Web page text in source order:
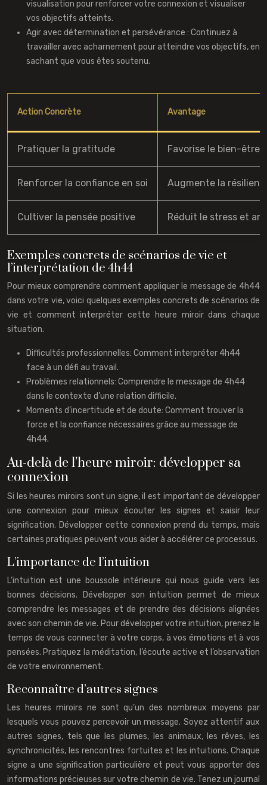
visualisation pour renforcer votre connexion et visualiser
vos objectifs atteints.
Agir avec détermination et persévérance : Continuez à
travailler avec acharnement pour atteindre vos objectifs, en
sachant que vous êtes soutenu.
Action Concrète Avantage
Pratiquer la gratitude Favorise le bien-être
Renforcer la confiance en soi Augmente la
Cultiver la pensée positive Réduit le stress et
Exemples concrets de scénarios de vie et
l’interprétation de 4h44
Pour mieux comprendre comment appliquer le message de 4h44
dans votre vie, voici quelques exemples concrets de scénarios de
vie et comment interpréter cette heure miroir dans chaque
situation.
Difficultés professionnelles: Comment interpréter 4h44
face à un défi au travail.
Problèmes relationnels: Comprendre le message de 4h44
dans le contexte d’une relation difficile.
Moments d’incertitude et de doute: Comment trouver la
force et la confiance nécessaires grâce au message de
4h44.
Au-delà de l’heure miroir: développer sa
connexion
Si les heures miroirs sont un signe, il est important de développer
une connexion pour mieux écouter les signes et saisir leur
signification. Développer cette connexion prend du temps, mais
certaines pratiques peuvent vous aider à accélérer ce processus.
L’importance de l’intuition
L’intuition est une boussole intérieure qui nous guide vers les
bonnes décisions. Développer son intuition permet de mieux
comprendre les messages et de prendre des décisions alignées
avec son chemin de vie. Pour développer votre intuition, prenez le
temps de vous connecter à votre corps, à vos émotions et à vos
pensées. Pratiquez la méditation, l’écoute active et l’observation
de votre environnement.
Reconnaître d’autres signes
Les heures miroirs ne sont qu’un des nombreux moyens par
lesquels vous pouvez percevoir un message. Soyez attentif aux
autres signes, tels que les plumes, les animaux, les rêves, les
synchronicités, les rencontres fortuites et les intuitions. Chaque
signe a une signification particulière et peut vous apporter des
informations précieuses sur votre chemin de vie. Tenez un journal